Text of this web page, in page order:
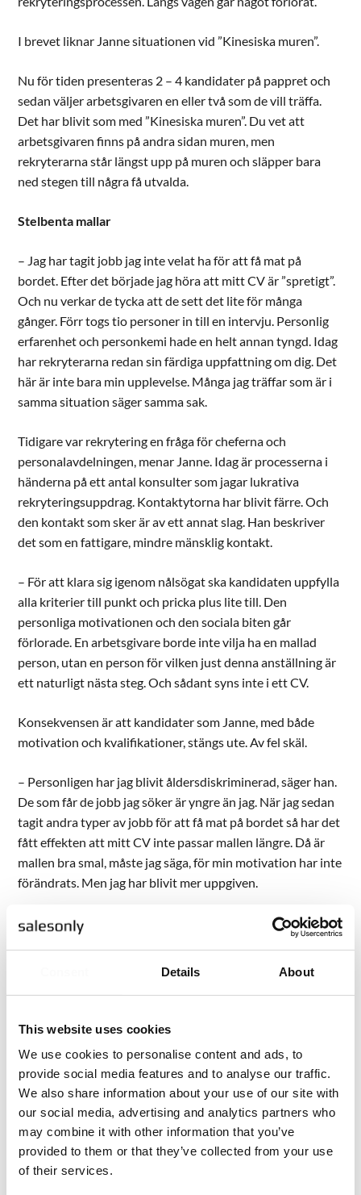
Details About
This website uses cookies
We use cookies to personalise content and ads, to
provide social media features and to analyse our traffic.
We also share information about your use of our site with
our social media, advertising and analytics partners who
may combine it with other information that you’ve
provided to them or that they’ve collected from your use
of their services.
I brevet liknar Janne situationen vid ”Kinesiska muren”.
Nu för tiden presenteras 2 – 4 kandidater på pappret och
sedan väljer arbetsgivaren en eller två som de vill träffa.
Det har blivit som med ”Kinesiska muren”. Du vet att
arbetsgivaren finns på andra sidan muren, men
rekryterarna står längst upp på muren och släpper bara
ned stegen till några få utvalda.
Stelbenta mallar
– Jag har tagit jobb jag inte velat ha för att få mat på
bordet. Efter det började jag höra att mitt CV är ”spretigt”.
Och nu verkar de tycka att de sett det lite för många
gånger. Förr togs tio personer in till en intervju. Personlig
erfarenhet och personkemi hade en helt annan tyngd. Idag
har rekryterarna redan sin färdiga uppfattning om dig. Det
här är inte bara min upplevelse. Många jag träffar som är i
samma situation säger samma sak.
Tidigare var rekrytering en fråga för cheferna och
personalavdelningen, menar Janne. Idag är processerna i
händerna på ett antal konsulter som jagar lukrativa
rekryteringsuppdrag. Kontaktytorna har blivit färre. Och
den kontakt som sker är av ett annat slag. Han beskriver
det som en fattigare, mindre mänsklig kontakt.
– För att klara sig igenom nålsögat ska kandidaten uppfylla
alla kriterier till punkt och pricka plus lite till. Den
personliga motivationen och den sociala biten går
förlorade. En arbetsgivare borde inte vilja ha en mallad
person, utan en person för vilken just denna anställning är
ett naturligt nästa steg. Och sådant syns inte i ett CV.
Konsekvensen är att kandidater som Janne, med både
motivation och kvalifikationer, stängs ute. Av fel skäl.
– Personligen har jag blivit åldersdiskriminerad, säger han.
De som får de jobb jag söker är yngre än jag. När jag sedan
tagit andra typer av jobb för att få mat på bordet så har det
fått effekten att mitt CV inte passar mallen längre. Då är
mallen bra smal, måste jag säga, för min motivation har inte
förändrats. Men jag har blivit mer uppgiven.
En lösning som Janne funderat på är att helt enkelt lämna
Bara för att få ett jobb jag tycker är roligt. Gärna något där
han.
Efterlyses: Långsiktigt samarbete mellan rekryterare
och arbetsgivare
Brevet avslutas med orden: